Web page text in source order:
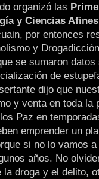
organizó las
y Ciencias Afines
por entonces
y
se sumaron datos
de
dijo que
y venta en toda la
Paz en
emprender un
si no lo vamos
años. No
droga y el delito,